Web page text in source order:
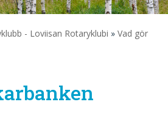
- Loviisan Rotaryklubi » Vad gör